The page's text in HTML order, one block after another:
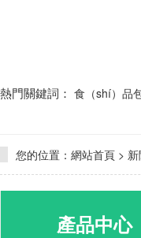
熱門關鍵詞： 食（shí）品
您的位置： 網站首頁 >
產品中心